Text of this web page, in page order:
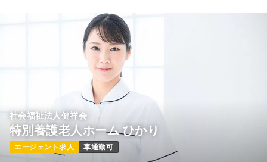
16.5〜20.5万円/月 賞与3ヶ月
8:30～17:00（休憩60分）
オンコールあり
気になる
日勤のみ（パート）
給与 時給1,200〜1,500
8:30～17:30
社会福祉法人健祥会
特別養護老人ホーム ひかり
エージェント求人 車通勤可